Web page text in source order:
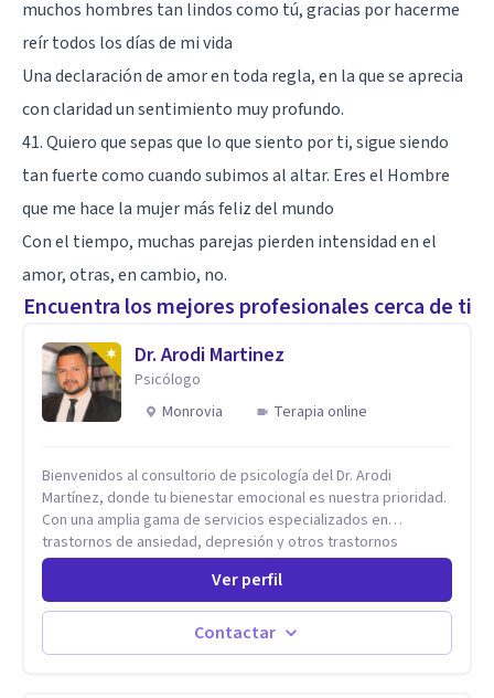
muchos hombres tan lindos como tú, gracias por hacerme
reír todos los días de mi vida
Una declaración de amor en toda regla, en la que se aprecia
con claridad un sentimiento muy profundo.
41. Quiero que sepas que lo que siento por ti, sigue siendo
tan fuerte como cuando subimos al altar. Eres el Hombre
que me hace la mujer más feliz del mundo
Con el tiempo, muchas parejas pierden intensidad en el
amor, otras, en cambio, no.
Encuentra los mejores profesionales cerca de ti
Dr. Arodi Martinez
Psicólogo
Monrovia
Terapia online
Bienvenidos al consultorio de psicología del Dr. Arodi
Martínez, donde tu bienestar emocional es nuestra prioridad.
Con una amplia gama de servicios especializados en
trastornos de ansiedad, depresión y otros trastornos
emocionales, estamos dedicados a ofrecerte el mejor
tratamiento para mejorar tu salud mental. En nuestro
consultorio, ofrecemos una variedad de terapias y
tratamientos diseñados para satisfacer tus necesidades
específicas: Terapia para Trastornos de Ansiedad y
Ver perfil
Contactar